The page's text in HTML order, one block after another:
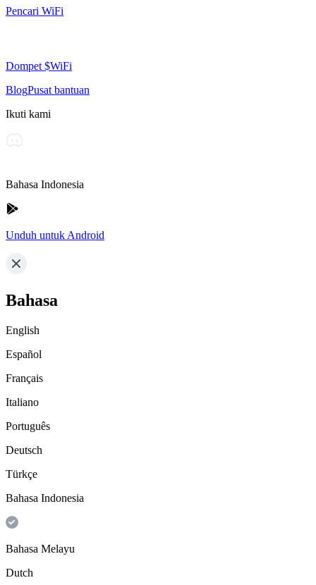
Pencari WiFi
Dompet $WiFi
BlogPusat bantuan
Ikuti kami
Bahasa Indonesia
Unduh untuk Android
Bahasa
English
Español
Français
Italiano
Português
Deutsch
Türkçe
Bahasa Indonesia
Bahasa Melayu
Dutch